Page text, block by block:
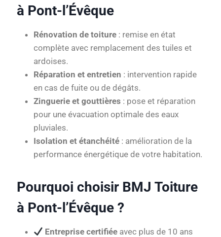
à Pont-l’Évêque
Rénovation de toiture : remise en état
complète avec remplacement des tuiles et
ardoises.
Réparation et entretien : intervention rapide
en cas de fuite ou de dégâts.
Zinguerie et gouttières : pose et réparation
pour une évacuation optimale des eaux
pluviales.
Isolation et étanchéité : amélioration de la
performance énergétique de votre habitation.
Pourquoi choisir BMJ Toiture
à Pont-l’Évêque ?
Entreprise certifiée avec plus de 10 ans